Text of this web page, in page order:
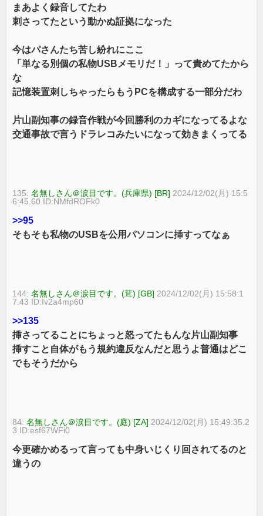
まあよく録音してたわ
刺さってたという動かぬ証拠になった
今はパさんたち苦し紛れにここ
「単なる別個の私物USBメモリだ！」って責めてたから
な
記憶装置刺しちゃったらもうPCを構成する一部分だわ
片山副知事の録音作戦が今回勝利のカギになってるよな
交通事故で言うドラレコみたいになって効きまくってる
135:名無しさん＠涙目です。(兵庫県) [BR] 2024/12/02(月) 15:5
6:45.60 ID:NMfdROFk0
>>95
そもそも私物のUSBを公用パソコンに挿すってなぁ
144:名無しさん＠涙目です。(茸) [GB] 2024/12/02(月) 15:58:1
7.43 ID:Iv2a4mp60
>>135
挿さってることにちょっと怒ってたもんな片山副知事
挿すこと自体がもう規約違反なんだと思うよ普通はどこ
でもそうだから
84:名無しさん＠涙目です。(庭) [ZA] 2024/12/02(月) 15:49:35.2
3 ID:esf67WFi0
今更確かめるって言っても中身いじくり回されてるのと
違うの